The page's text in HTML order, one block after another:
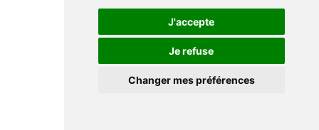
J'accepte
Je refuse
Changer mes préférences